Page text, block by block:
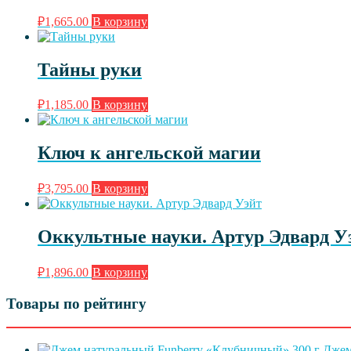
₽1,665.00 В корзину
Тайны руки
₽1,185.00 В корзину
Ключ к ангельской магии
₽3,795.00 В корзину
Оккультные науки. Артур Эдвард
₽1,896.00 В корзину
Товары по рейтингу